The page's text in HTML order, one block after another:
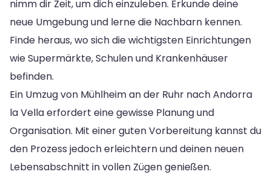
nimm dir Zeit, um dich einzuleben. Erkunde deine
neue Umgebung und lerne die Nachbarn kennen.
Finde heraus, wo sich die wichtigsten Einrichtungen
wie Supermärkte, Schulen und Krankenhäuser
befinden.
Ein Umzug von Mühlheim an der Ruhr nach Andorra
la Vella erfordert eine gewisse Planung und
Organisation. Mit einer guten Vorbereitung kannst du
den Prozess jedoch erleichtern und deinen neuen
Lebensabschnitt in vollen Zügen genießen.